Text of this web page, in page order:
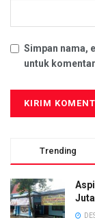
Simpan nama,
untuk
Trending